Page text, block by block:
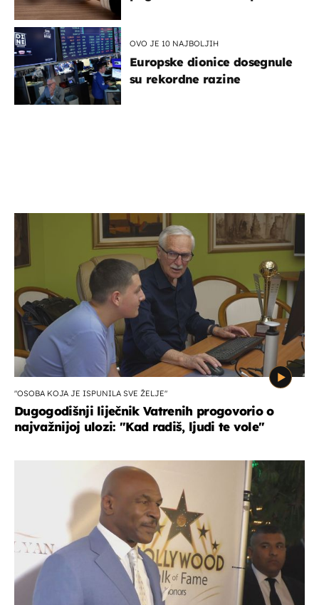
OVO JE 10 NAJBOLJIH
Europske dionice dosegnule
su rekordne razine
"OSOBA KOJA JE ISPUNILA SVE ŽELJE"
Dugogodišnji liječnik Vatrenih progovorio o
najvažnijoj ulozi: "Kad radiš, ljudi te vole"